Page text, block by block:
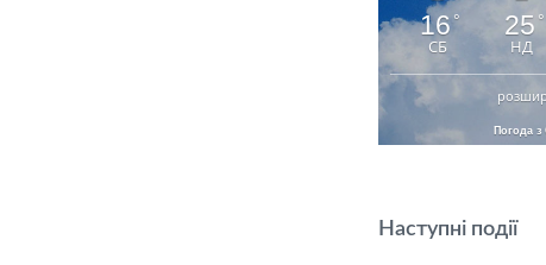
16 °
СБ
25 °
НД
Погода з
Наступні події